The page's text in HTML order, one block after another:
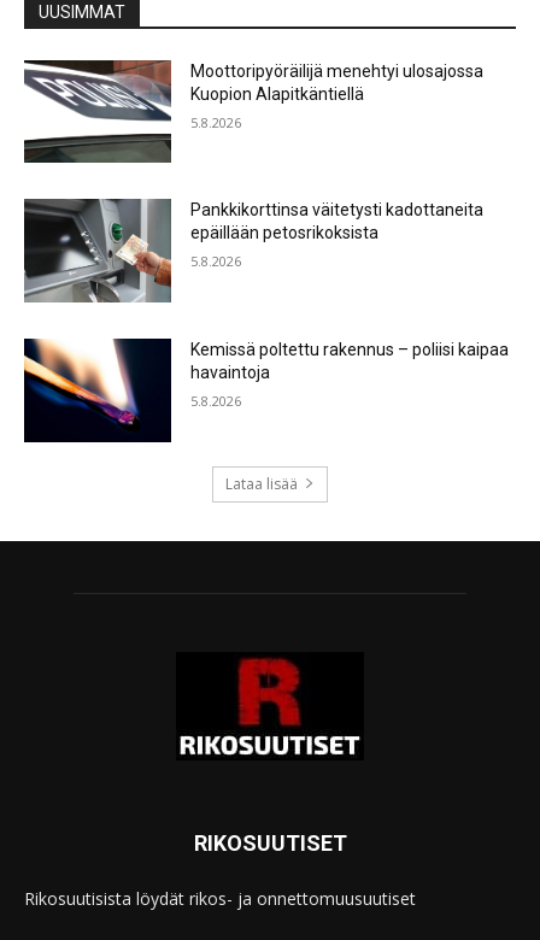
UUSIMMAT
Moottoripyöräilijä menehtyi ulosajossa
Kuopion Alapitkäntiellä
5.8.2026
Pankkikorttinsa väitetysti kadottaneita
epäillään petosrikoksista
5.8.2026
Kemissä poltettu rakennus – poliisi kaipaa
havaintoja
5.8.2026
Lataa lisää
RIKOSUUTISET
Rikosuutisista löydät rikos- ja onnettomuusuutiset